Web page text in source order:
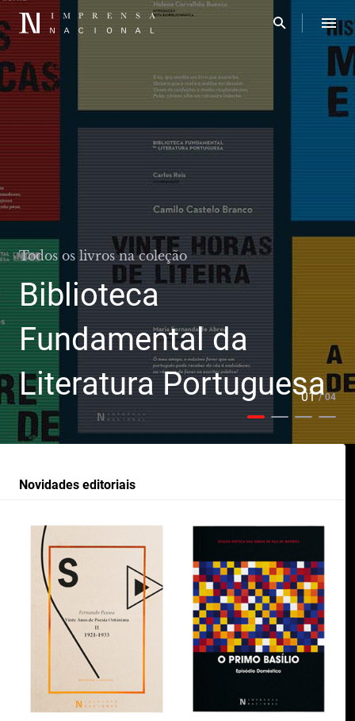
Todos os livros na coleção
Biblioteca
Fundamental da
Literatura Portuguesa
01/ 04
Novidades editoriais